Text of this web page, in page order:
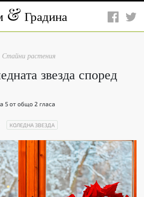
Градина
Стайни растения
звезда според
5 от общо 2 гласа
КОЛЕДНА ЗВЕЗДА